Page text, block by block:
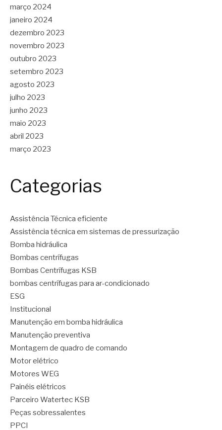
março 2024
janeiro 2024
dezembro 2023
novembro 2023
outubro 2023
setembro 2023
agosto 2023
julho 2023
junho 2023
maio 2023
abril 2023
março 2023
Categorias
Assistência Técnica eficiente
Assistência técnica em sistemas de pressurização
Bomba hidráulica
Bombas centrífugas
Bombas Centrífugas KSB
bombas centrífugas para ar-condicionado
ESG
Institucional
Manutenção em bomba hidráulica
Manutenção preventiva
Montagem de quadro de comando
Motor elétrico
Motores WEG
Painéis elétricos
Parceiro Watertec KSB
Peças sobressalentes
PPCI